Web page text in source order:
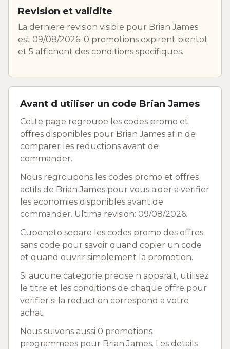
Revision et validite
La derniere revision visible pour Brian James
est 09/08/2026. 0 promotions expirent bientot
et 5 affichent des conditions specifiques.
Avant d utiliser un code Brian James
Cette page regroupe les codes promo et
offres disponibles pour Brian James afin de
comparer les reductions avant de
commander.
Nous regroupons les codes promo et offres
actifs de Brian James pour vous aider a verifier
les economies disponibles avant de
commander. Ultima revision: 09/08/2026.
Cuponeto separe les codes promo des offres
sans code pour savoir quand copier un code
et quand ouvrir simplement la promotion.
Si aucune categorie precise n apparait, utilisez
le titre et les conditions de chaque offre pour
verifier si la reduction correspond a votre
achat.
Nous suivons aussi 0 promotions
programmees pour Brian James. Les details